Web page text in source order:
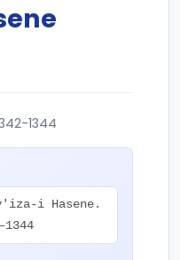
1344
i Hasene.